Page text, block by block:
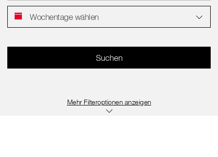
Wochentage wählen
Filteroptionen anzeigen